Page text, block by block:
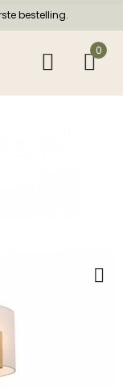
bestelling.
0